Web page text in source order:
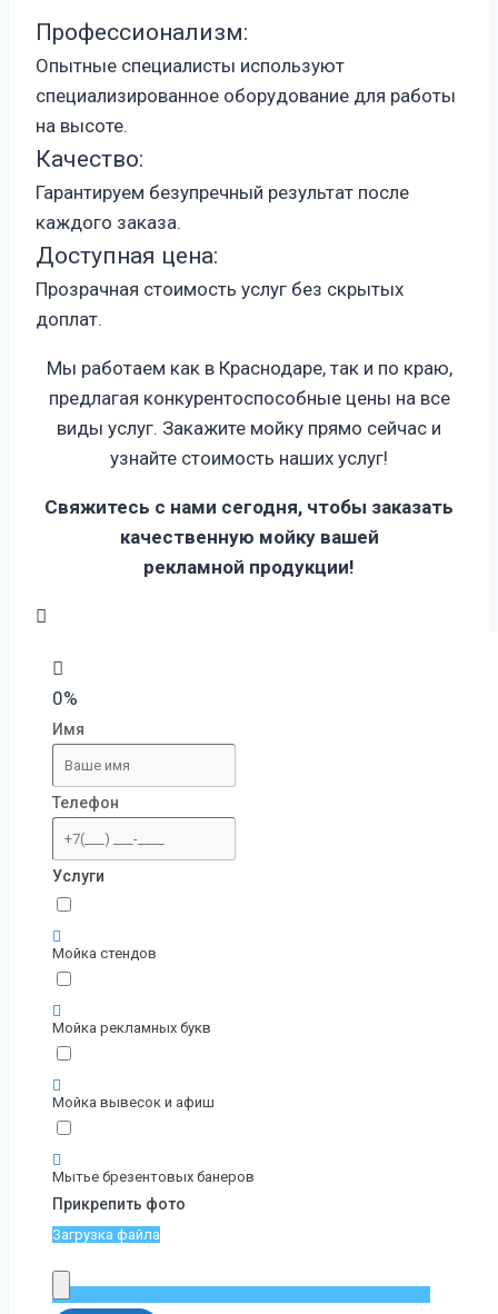
Профессионализм:
Опытные специалисты используют
специализированное оборудование для работы
на высоте.
Качество:
Гарантируем безупречный результат после
каждого заказа.
Доступная цена:
Прозрачная стоимость услуг без скрытых
доплат.
Мы работаем как в Краснодаре, так и по краю,
предлагая конкурентоспособные цены на все
виды услуг. Закажите мойку прямо сейчас и
узнайте стоимость наших услуг!
Свяжитесь с нами сегодня, чтобы заказать
качественную мойку вашей
рекламной продукции!
0%
Имя
Телефон
Услуги
Мойка стендов
Мойка рекламных букв
Мойка вывесок и афиш
Мытье брезентовых банеров
Прикрепить фото
Загрузка файла